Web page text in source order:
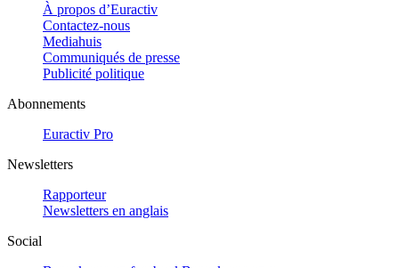
À propos d’Euractiv
Contactez-nous
Mediahuis
Communiqués de presse
Publicité politique
Abonnements
Euractiv Pro
Newsletters
Rapporteur
Newsletters en anglais
Social